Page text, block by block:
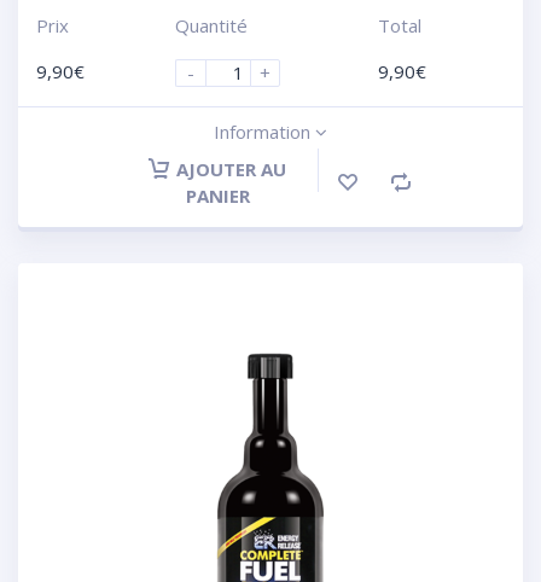
Prix
9,90€
Quantité
-
+
Total
9,90€
Information
AJOUTER AU
PANIER